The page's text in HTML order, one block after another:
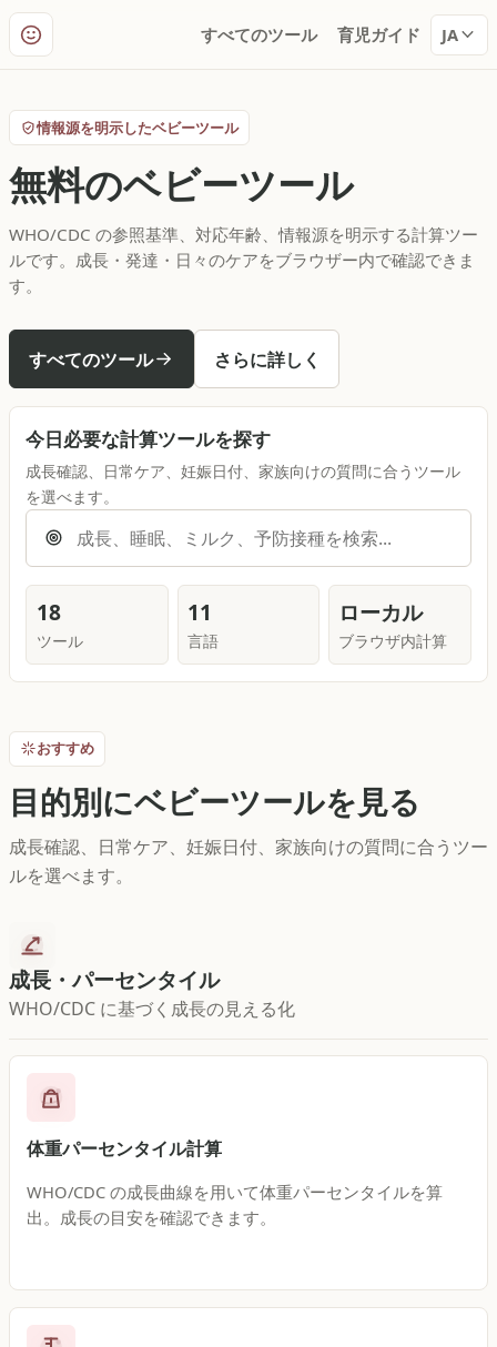
すべてのツール 育児ガイド JA
情報源を明示したベビーツール
無料のベビーツール
WHO/CDC の参照基準、対応年齢、情報源を明示する計算ツー
ルです。成長・発達・日々のケアをブラウザー内で確認できま
す。
すべてのツール さらに詳しく
今日必要な計算ツールを探す
成長確認、日常ケア、妊娠日付、家族向けの質問に合うツール
を選べます。
18
ツール
11
言語
ローカル
ブラウザ内計算
おすすめ
目的別にベビーツールを見る
成長確認、日常ケア、妊娠日付、家族向けの質問に合うツー
ルを選べます。
成長・パーセンタイル
WHO/CDC に基づく成長の見える化
体重パーセンタイル計算
WHO/CDC の成長曲線を用いて体重パーセンタイルを算
出。成長の目安を確認できます。